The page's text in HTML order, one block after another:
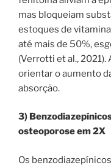
mas bloqueiam
estoques de
até mais de 50%,
(Verrotti et al., 2021).
orientar o aumento
absorção.
3)
osteoporose em 2X
Os